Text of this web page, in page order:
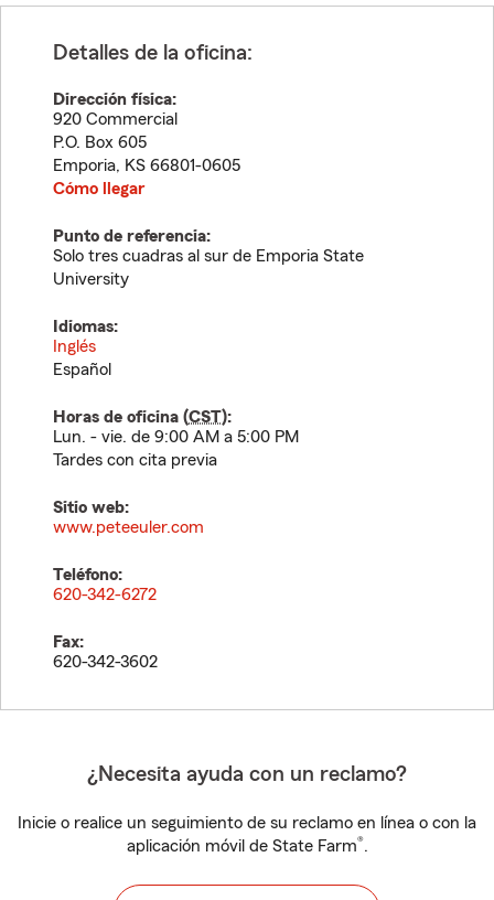
Detalles de la oficina:
Dirección física:
920 Commercial
P.O. Box 605
Emporia, KS 66801-0605
Cómo llegar
Punto de referencia:
Solo tres cuadras al sur de Emporia State
University
Idiomas:
Inglés
Español
Horas de oficina (CST):
Lun. - vie. de 9:00 AM a 5:00 PM
Tardes con cita previa
Sitio web:
www.peteeuler.com
Teléfono:
620-342-6272
Fax:
620-342-3602
¿Necesita ayuda con un reclamo?
Inicie o realice un seguimiento de su reclamo en línea o con la
aplicación móvil de State Farm®.